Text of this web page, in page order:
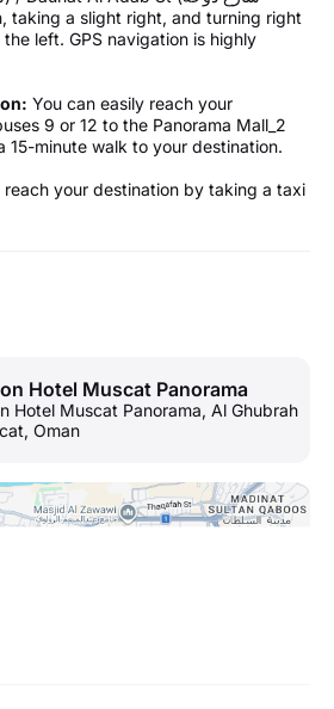
left. GPS navigation is highly
You can easily reach your
9 or 12 to the Panorama Mall_2
15-minute walk to your destination.
reach your destination by taking a taxi
Hotel Muscat Panorama
Hotel Muscat Panorama, Al Ghubrah
Oman